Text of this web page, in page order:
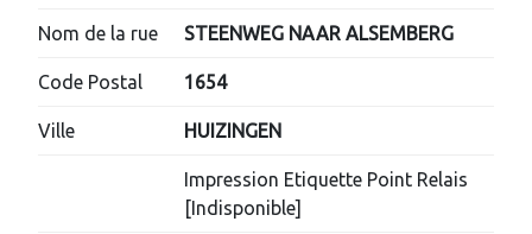
Nom de la rue STEENWEG NAAR ALSEMBERG
Code Postal 1654
Ville HUIZINGEN
Impression Etiquette Point Relais
[Indisponible]